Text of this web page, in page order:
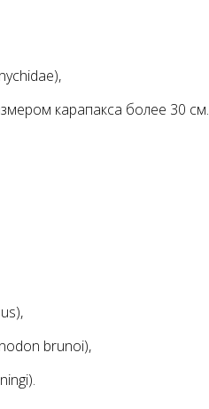
карапакса более 30 см.
brunoi),